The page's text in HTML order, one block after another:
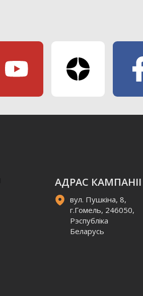
АДРАС КАМПАНІІ
вул. Пушкіна, 8,
г.Гомель, 246050,
Рэспубліка
Беларусь